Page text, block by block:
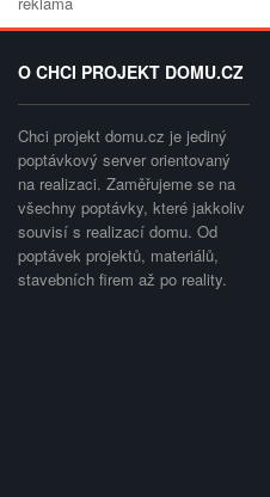
O CHCI PROJEKT DOMU.CZ
Chci projekt domu.cz je jediný
poptávkový server orientovaný
na realizaci. Zaměřujeme se na
všechny poptávky, které jakkoliv
souvisí s realizací domu. Od
poptávek projektů, materiálů,
stavebních firem až po reality.